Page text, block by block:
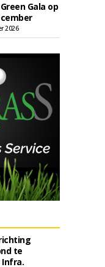
Gala op
2026
te
Infra.